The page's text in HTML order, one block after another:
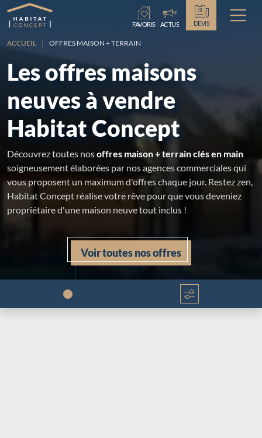
Chargement...
FAVORIS
ACTUS DEVIS
ACCUEIL OFFRES MAISON + TERRAIN
Les offres maisons
neuves à vendre
Habitat Concept
Découvrez toutes nosoffres maison + terrain clés en main
soigneusement élaborées par nos agences commerciales qui
vous proposent un maximum d'offres chaque jour. Restez zen,
Habitat Concept réalise votre rêve pour que vous deveniez
propriétaire d'une maison neuve tout inclus !
Voir toutes nos offres
Chargement...